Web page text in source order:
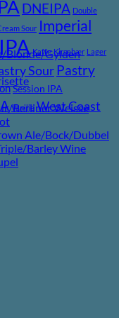
Blonde/Gylden
Berliner Weisse
Ale/Bock/Dubbel
Barley Wine
DNEIPA Double
Sour Imperial
Kaffe Kirsebær Lager
Sour Pastry
Session IPA
Vanilje West Coast